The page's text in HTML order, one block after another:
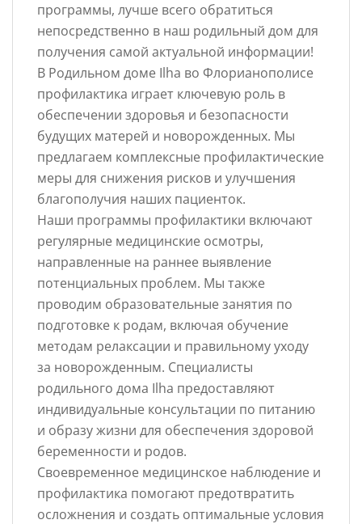
программы, лучше всего обратиться
непосредственно в наш родильный дом для
получения самой актуальной информации!
В Родильном доме Ilha во Флорианополисе
профилактика играет ключевую роль в
обеспечении здоровья и безопасности
будущих матерей и новорожденных. Мы
предлагаем комплексные профилактические
меры для снижения рисков и улучшения
благополучия наших пациенток.
Наши программы профилактики включают
регулярные медицинские осмотры,
направленные на раннее выявление
потенциальных проблем. Мы также
проводим образовательные занятия по
подготовке к родам, включая обучение
методам релаксации и правильному уходу
за новорожденным. Специалисты
родильного дома Ilha предоставляют
индивидуальные консультации по питанию
и образу жизни для обеспечения здоровой
беременности и родов.
Своевременное медицинское наблюдение и
профилактика помогают предотвратить
осложнения и создать оптимальные условия